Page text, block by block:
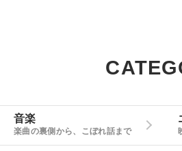
音楽
楽曲の裏側から、こぼれ話まで